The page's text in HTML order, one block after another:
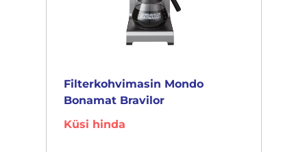
Filterkohvimasin Mondo
Bonamat Bravilor
Küsi hinda